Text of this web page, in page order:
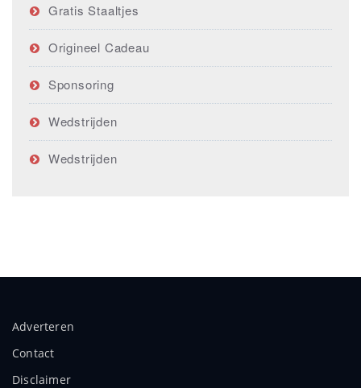
Gratis Staaltjes
Origineel Cadeau
Sponsoring
Wedstrijden
Wedstrijden
Adverteren
Contact
Disclaimer